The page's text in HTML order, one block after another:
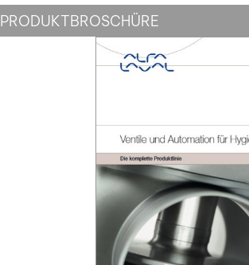
PRODUKTBROSCHÜRE